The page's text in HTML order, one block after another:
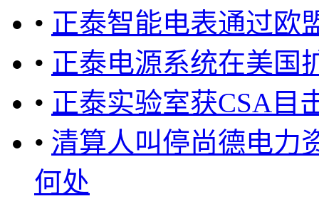
• 正泰智能电表通过欧
• 正泰电源系统在美国
• 正泰实验室获CSA目
• 清算人叫停尚德电力
何处